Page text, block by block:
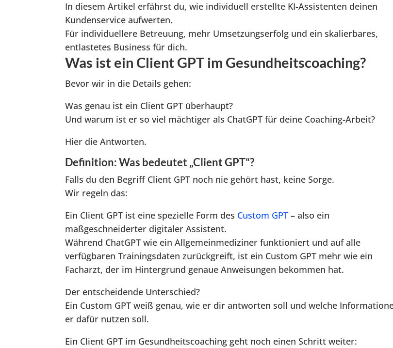
In diesem Artikel erfährst du, wie individuell erstellte KI-Assistenten deinen
Kundenservice aufwerten.
Für individuellere Betreuung, mehr Umsetzungserfolg und ein skalierbares,
entlastetes Business für dich.
Was ist ein Client GPT im Gesundheitscoaching?
Bevor wir in die Details gehen:
Was genau ist ein Client GPT überhaupt?
Und warum ist er so viel mächtiger als ChatGPT für deine Coaching-Arbeit?
Hier die Antworten.
Definition: Was bedeutet „Client GPT“?
Falls du den Begriff Client GPT noch nie gehört hast, keine Sorge.
Wir regeln das:
Ein Client GPT ist eine spezielle Form des Custom GPT – also ein
maßgeschneiderter digitaler Assistent.
Während ChatGPT wie ein Allgemeinmediziner funktioniert und auf alle
verfügbaren Trainingsdaten zurückgreift, ist ein Custom GPT mehr wie ein
Facharzt, der im Hintergrund genaue Anweisungen bekommen hat.
Der entscheidende Unterschied?
Ein Custom GPT weiß genau, wie er dir antworten soll und welche
er dafür nutzen soll.
Ein Client GPT im Gesundheitscoaching geht noch einen Schritt weiter: